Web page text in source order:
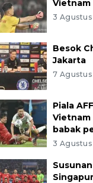
Vietnam
3 Agustus
Besok
Jakarta
7
Piala
babak
3 Agustus